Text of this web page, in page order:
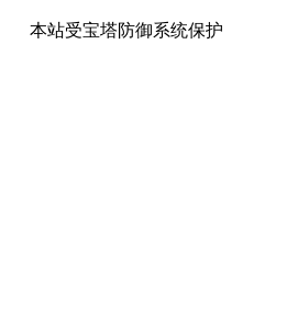
本站受宝塔防御系统保护